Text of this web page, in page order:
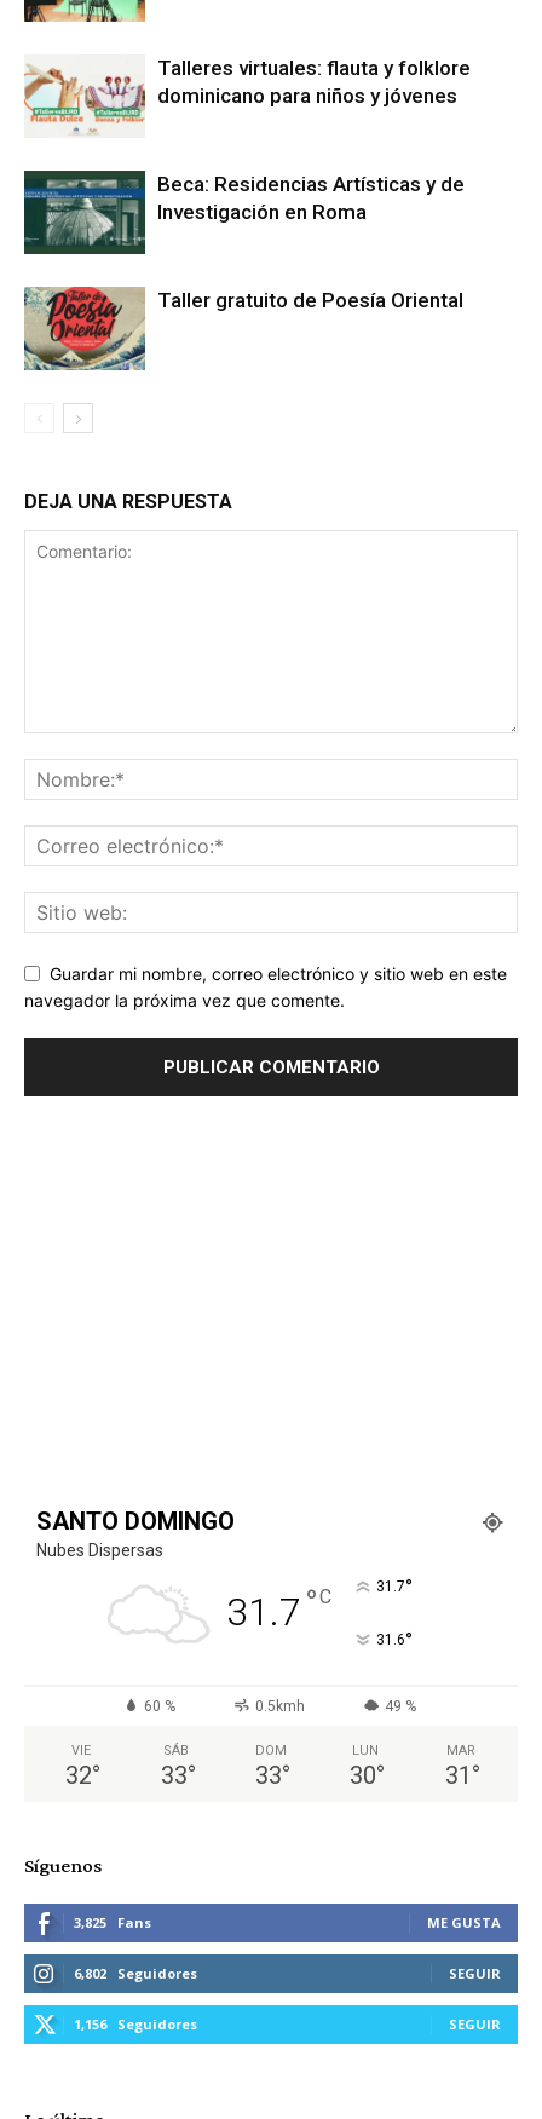
Talleres virtuales: flauta y folklore
dominicano para niños y jóvenes
Beca: Residencias Artísticas y de
Investigación en Roma
Taller gratuito de Poesía Oriental
DEJA UNA RESPUESTA
Guardar mi nombre, correo electrónico y sitio web en este
navegador la próxima vez que comente.
SANTO DOMINGO
Nubes Dispersas
31.7 °C 31.7°
31.6°
60 % 0.5kmh 49 %
VIE
32°
SÁB
33°
DOM
33°
LUN
30°
MAR
31 °
Síguenos
3,825 Fans ME GUSTA
6,802 Seguidores SEGUIR
1,156 Seguidores SEGUIR